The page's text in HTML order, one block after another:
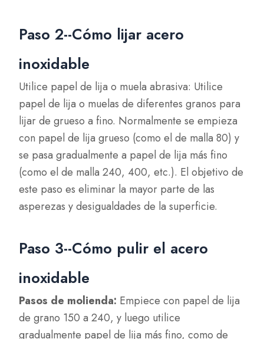
Paso 2--Cómo lijar acero
inoxidable
Utilice papel de lija o muela abrasiva: Utilice
papel de lija o muelas de diferentes granos para
lijar de grueso a fino. Normalmente se empieza
con papel de lija grueso (como el de malla 80) y
se pasa gradualmente a papel de lija más fino
(como el de malla 240, 400, etc.). El objetivo de
este paso es eliminar la mayor parte de las
asperezas y desigualdades de la superficie.
Paso 3--Cómo pulir el acero
inoxidable
Pasos de molienda: Empiece con papel de lija
de grano 150 a 240, y luego utilice
gradualmente papel de lija más fino, como de